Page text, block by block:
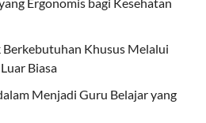
Khusus Melalui
Biasa
Menjadi Guru Belajar yang